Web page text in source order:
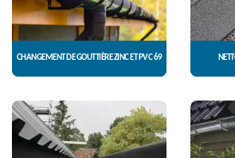
CHANGEMENT DE GOUTTIÈRE ZINC ET PVC 69